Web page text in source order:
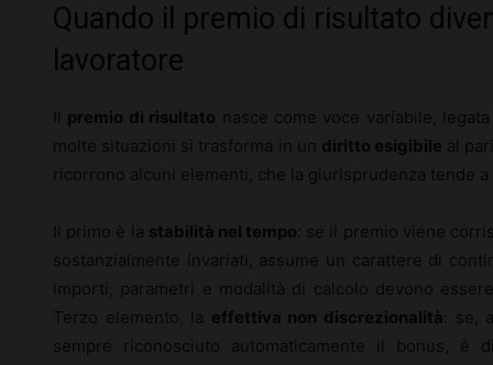
Quando il premio di risultato
lavoratore
premio di risultato nasce come voce variabile,
molte situazioni si trasforma in un diritto esigibile al
ricorrono alcuni elementi, che la giurisprudenza tende
Il primo è la stabilità nel tempo : se il premio viene
sostanzialmente invariati, assume un carattere di
importi, parametri e modalità di calcolo devono
Terzo elemento, la effettiva non discrezionalità
: se,
sempre riconosciuto automaticamente il bonus, è